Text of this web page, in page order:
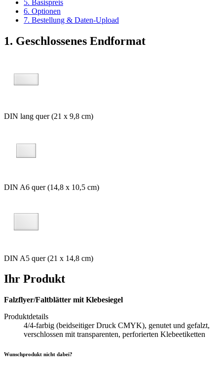
5. Basispreis
6. Optionen
7. Bestellung & Daten-Upload
1. Geschlossenes Endformat
DIN lang quer (21 x 9,8 cm)
DIN A6 quer (14,8 x 10,5 cm)
DIN A5 quer (21 x 14,8 cm)
Ihr Produkt
Falzflyer/Faltblätter mit Klebesiegel
Produktdetails
4/4-farbig (beidseitiger Druck CMYK), genutet und gefalzt,
verschlossen mit transparenten, perforierten Klebeetiketten
Wunschprodukt nicht dabei?